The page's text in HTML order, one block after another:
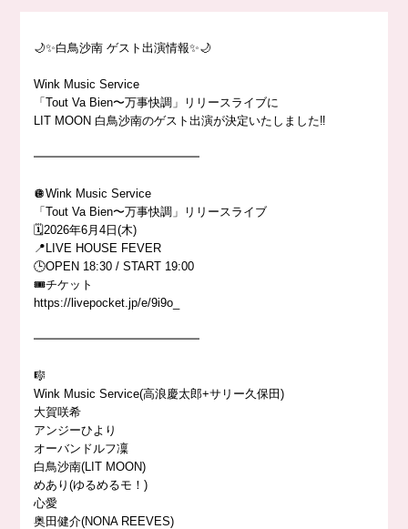
🌙✨白鳥沙南 ゲスト出演情報✨🌙
Wink Music Service
「Tout Va Bien〜万事快調」リリースライブに
LIT MOON 白鳥沙南のゲスト出演が決定いたしました‼️
━━━━━━━━━━━━━━
🪩Wink Music Service
「Tout Va Bien〜万事快調」リリースライブ
🗓️2026年6月4日(木)
📍LIVE HOUSE FEVER
🕒OPEN 18:30 / START 19:00
🎟️チケット
https://livepocket.jp/e/9i9o_
━━━━━━━━━━━━━━
🎼
Wink Music Service(高浪慶太郎+サリー久保田)
大賀咲希
アンジーひより
オーバンドルフ凜
白鳥沙南(LIT MOON)
めあり(ゆるめるモ！)
心愛
奥田健介(NONA REEVES)